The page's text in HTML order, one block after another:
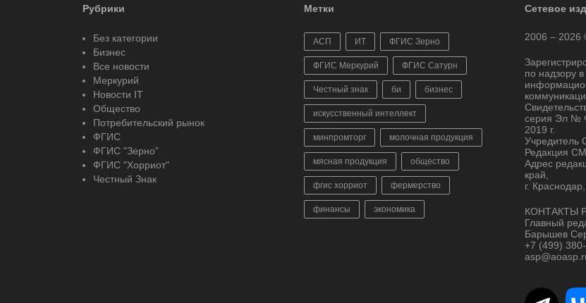
Рубрики
Без категории
Бизнес
Все новости
Меркурий
Новости IT
Общество
Потребительский рынок
ФГИС
ФГИС "Зерно"
ФГИС "Хорриот"
Честный Знак
Метки
АСП ИТ ФГИС Зерно
ФГИС Меркурий ФГИС Сатурн
Честный знак би бизнес
искусственный интеллект
минпромторг молочная продукция
мясная продукция общество
фгис хорриот фермерство
финансы экономика
Сетевое
2006 – 2026
по надзору
серия Эл №
2019 г.
Редакция
Адрес
край,
г.
КОНТАКТЫ
Главный
Барышев
+7 (499)